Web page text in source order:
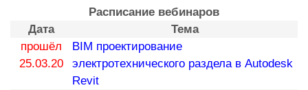
Расписание вебинаров
Дата
Тема
прошёл
25.03.20
BIM проектирование
электротехнического раздела в Autodesk
Revit